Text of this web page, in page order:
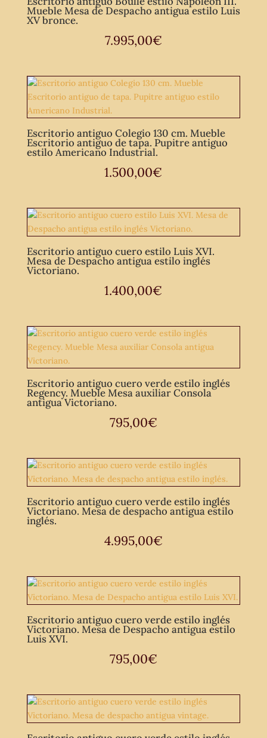
Mueble Mesa de Despacho antigua estilo Luis
XV bronce.
7.995,00€
Escritorio antiguo Colegio 130 cm. Mueble
Escritorio antiguo de tapa. Pupitre antiguo
estilo Americano Industrial.
1.500,00€
Escritorio antiguo cuero estilo Luis XVI.
Mesa de Despacho antigua estilo inglés
Victoriano.
1.400,00€
Escritorio antiguo cuero verde estilo inglés
Regency. Mueble Mesa auxiliar Consola
antigua Victoriano.
795,00€
Escritorio antiguo cuero verde estilo inglés
Victoriano. Mesa de despacho antigua estilo
inglés.
4.995,00€
Escritorio antiguo cuero verde estilo inglés
Victoriano. Mesa de Despacho antigua estilo
Luis XVI.
795,00€